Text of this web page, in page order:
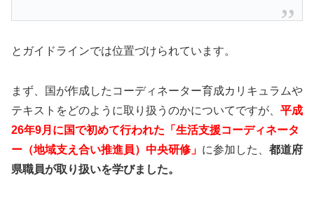
とガイドラインでは位置づけられています。
まず、国が作成したコーディネーター育成カリキュラムや
テキストをどのように取り扱うのかについてですが、 平成
26年9月に国で初めて行われた「生活支援コーディネータ
ー（地域支え合い推進員）中央研修」 に参加した、 都道府
県職員が取り扱いを学びました。